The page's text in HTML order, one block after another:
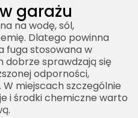
garażu
na wodę, sól,
Dlatego powinna
fuga stosowana w
dobrze sprawdzają się
odporności,
miejscach szczególnie
i środki chemiczne warto